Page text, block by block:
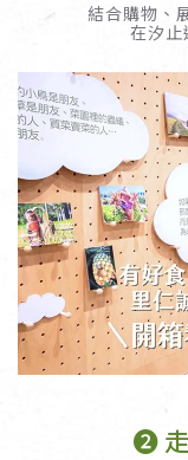
結合購物、
在汐止
➋